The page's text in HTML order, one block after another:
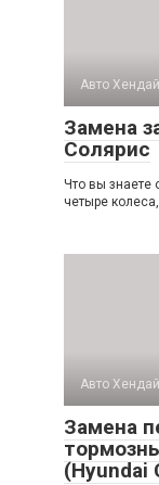
Авто Хендай
Замена
Солярис
Что вы знаете
четыре
Авто Хендай
Замена
(Hyundai